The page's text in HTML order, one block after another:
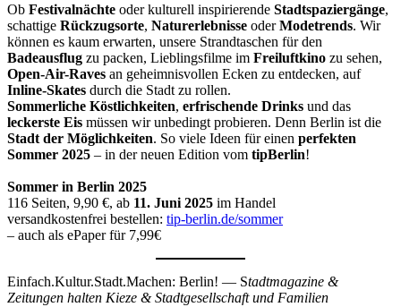
Ob Festivalnächte oder kulturell inspirierende Stadtspaziergänge,
schattige Rückzugsorte, Naturerlebnisse oderModetrends. Wir
können es kaum erwarten, unsere Strandtaschen für den
Badeausflug zu packen, Lieblingsfilme im Freiluftkino zu sehen,
Open-Air-Raves an geheimnisvollen Ecken zu entdecken, auf
Inline-Skates durch die Stadt zu rollen.
Sommerliche Köstlichkeiten, erfrischende Drinks und das
leckerste Eis müssen wir unbedingt probieren. Denn Berlin ist die
Stadt der Möglichkeiten. So viele Ideen für einen perfekten
Sommer 2025 – in der neuen Edition vom tipBerlin!
Sommer in Berlin 2025
116 Seiten, 9,90 €, ab 11. Juni 2025 im Handel
versandkostenfrei bestellen: tip-berlin.de/sommer
– auch als ePaper für 7,99€
Einfach.Kultur.Stadt.Machen: Berlin! — Stadtmagazine &
Zeitungen halten Kieze & Stadtgesellschaft und Familien